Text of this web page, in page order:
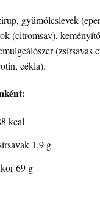
gyümölcslevek
(citromsav),
(zsírsavas
cékla).
kcal
1,9 g
69 g